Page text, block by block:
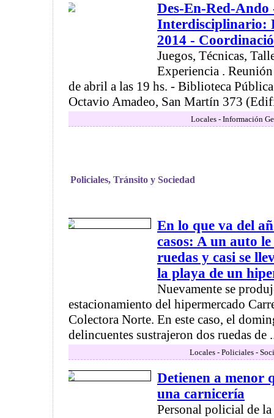
Des-En-Red-Ando
Interdisciplinario:
2014 -
Juegos, Técnicas,
Experiencia .
de abril a las 19 hs. - Biblioteca
Octavio Amadeo, San Martín 373
Locales - Información
Policiales, Tránsito y Sociedad
En lo que va del
casos: A un auto
ruedas y casi se
la playa de un
Nuevamente se
estacionamiento del hipermercado
Colectora Norte. En este caso, el
delincuentes sustrajeron dos ruedas de
Locales - Policiales -
Detienen a menor
una carnicería
Personal policial de